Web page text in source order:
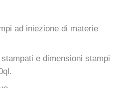
ad iniezione di materie
e dimensioni stampi